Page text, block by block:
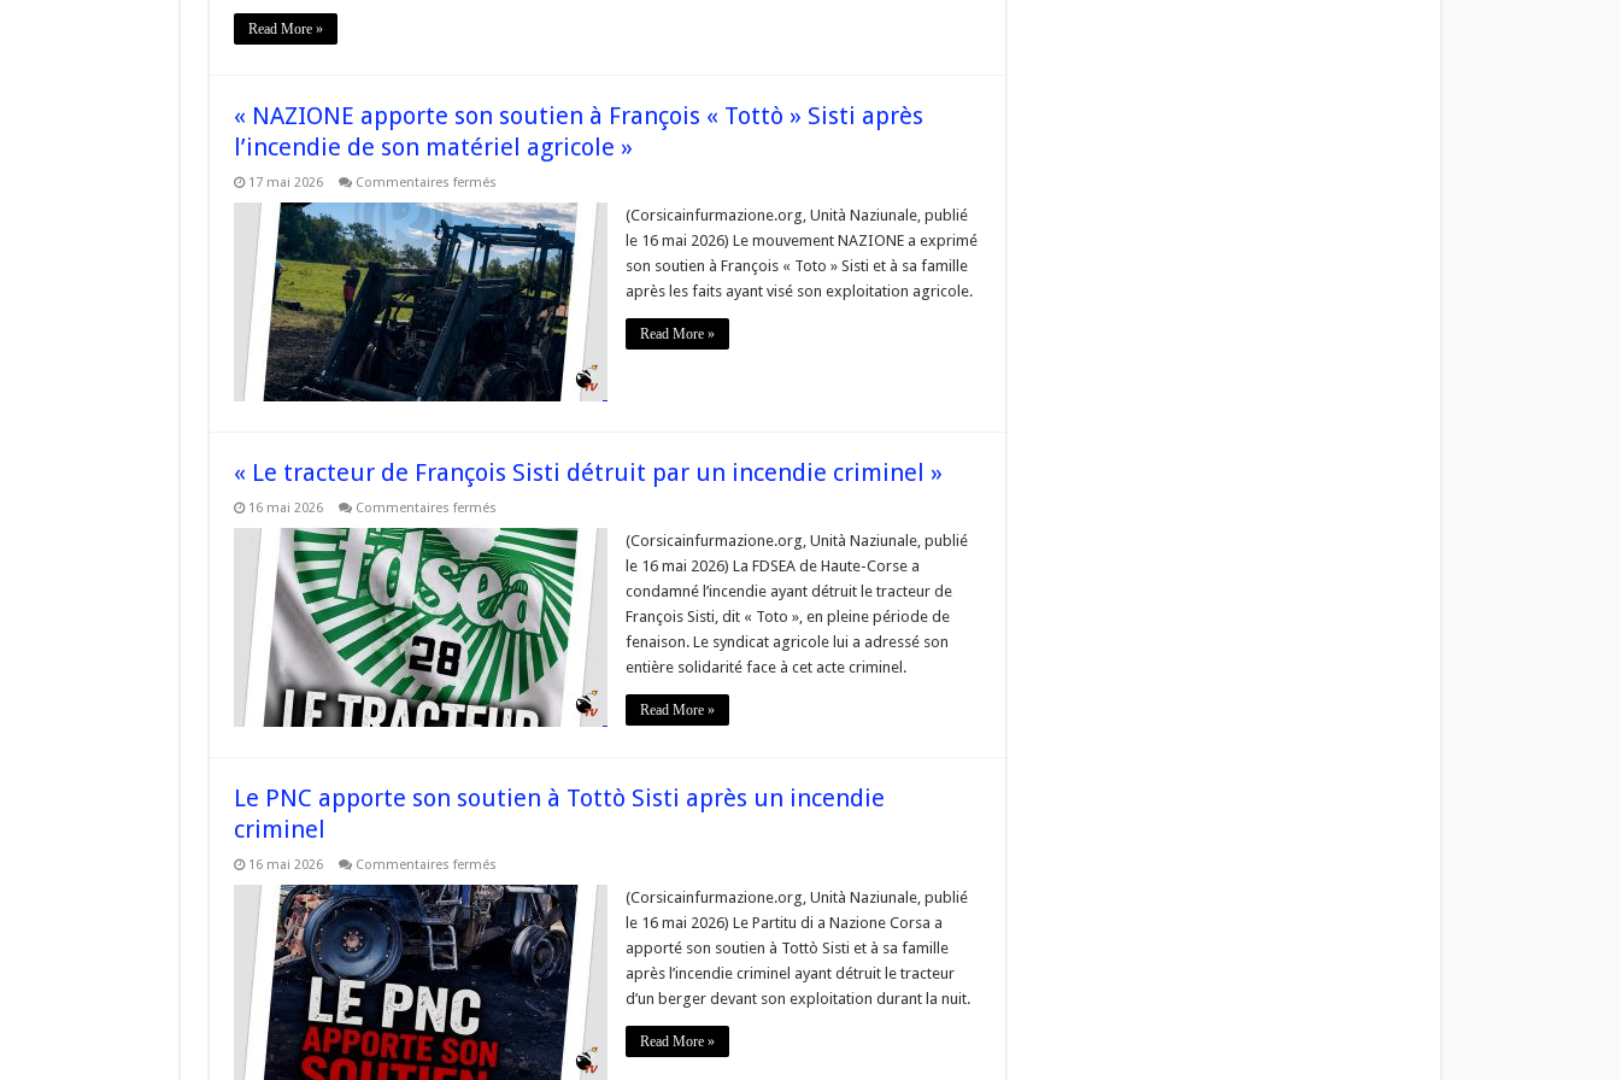
Read More »
« NAZIONE apporte son soutien à François « Tottò » Sisti après
l’incendie de son matériel agricole »
17 mai 2026 Commentaires ferméssur
apporte
son
soutien
à
François
«
Tottò
»
après
l’incendie
son
(Corsicainfurmazione.org, Unità Naziunale, publié
le 16 mai 2026) Le mouvement NAZIONE a exprimé
son soutien à François « Toto » Sisti et à sa famille
après les faits ayant visé son exploitation agricole.
Read More »
« Le tracteur de François Sisti détruit par un incendie criminel »
16 mai 2026 Commentaires ferméssur
tracteur
de
François
Sisti
détruit
par
un
incendie
criminel »
(Corsicainfurmazione.org, Unità Naziunale, publié
le 16 mai 2026) La FDSEA de Haute-Corse a
condamné l’incendie ayant détruit le tracteur de
François Sisti, dit « Toto », en pleine période de
fenaison. Le syndicat agricole lui a adressé son
entière solidarité face à cet acte criminel.
Read More »
Le PNC apporte son soutien à Tottò Sisti après un incendie
criminel
16 mai 2026 Commentaires ferméssur
PNC
apporte
son
soutien
Sisti
après
un
incendie
criminel
(Corsicainfurmazione.org, Unità Naziunale, publié
le 16 mai 2026) Le Partitu di a Nazione Corsa a
apporté son soutien à Tottò Sisti et à sa famille
après l’incendie criminel ayant détruit le tracteur
d’un berger devant son exploitation durant la nuit.
Read More »